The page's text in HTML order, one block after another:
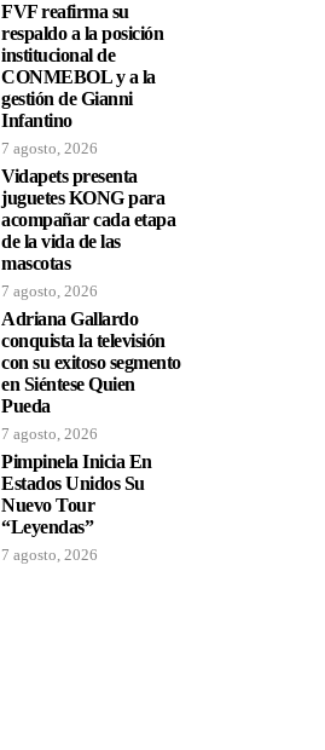
FVF reafirma su
respaldo a la posición
institucional de
CONMEBOL y a la
gestión de Gianni
Infantino
7 agosto, 2026
Vidapets presenta
juguetes KONG para
acompañar cada etapa
de la vida de las
mascotas
7 agosto, 2026
Adriana Gallardo
conquista la televisión
con su exitoso segmento
en Siéntese Quien
Pueda
7 agosto, 2026
Pimpinela Inicia En
Estados Unidos Su
Nuevo Tour
“Leyendas”
7 agosto, 2026